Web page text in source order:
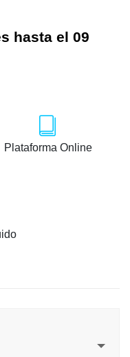
hasta el 09
Plataforma Online